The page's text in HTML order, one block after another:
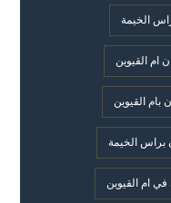
الخيمة
ام القيوين
القيوين
براس الخيمة
ام القيوين